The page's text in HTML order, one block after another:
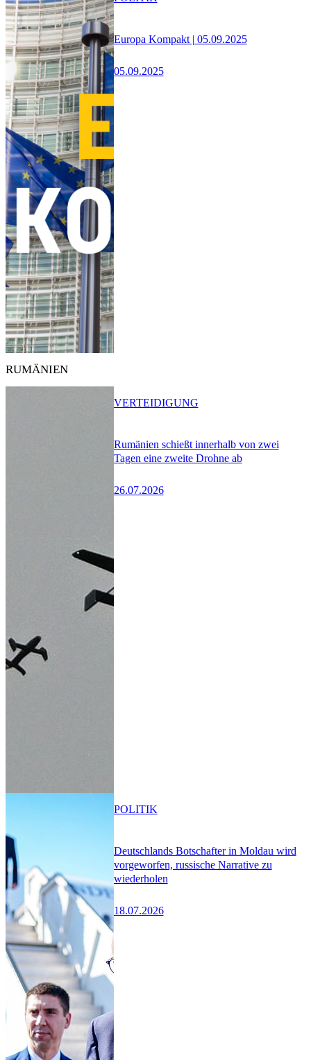
Europa Kompakt | 05.09.2025
05.09.2025
RUMÄNIEN
Rumänien schießt innerhalb von zwei
Tagen eine zweite Drohne ab
26.07.2026
VERTEIDIGUNG
Deutschlands Botschafter in Moldau wird
vorgeworfen, russische Narrative zu
wiederholen
18.07.2026
POLITIK